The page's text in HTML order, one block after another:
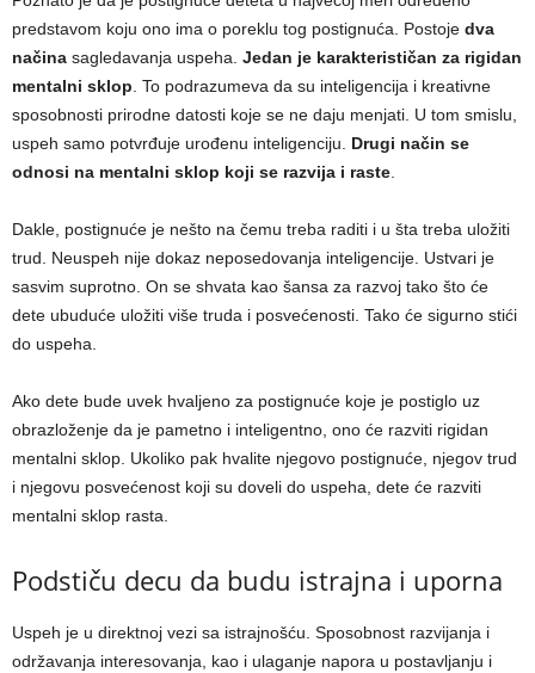
predstavom koju ono ima o poreklu tog postignuća. Postoje dva
načina sagledavanja uspeha. Jedan je karakterističan za rigidan
mentalni sklop . To podrazumeva da su inteligencija i kreativne
sposobnosti prirodne datosti koje se ne daju menjati. U tom smislu,
uspeh samo potvrđuje urođenu inteligenciju. Drugi način se
odnosi na mentalni sklop koji se razvija i raste
Dakle, postignuće je nešto na čemu treba raditi i u šta treba uložiti
trud. Neuspeh nije dokaz neposedovanja inteligencije. Ustvari je
sasvim suprotno. On se shvata kao šansa za razvoj tako što će
dete ubuduće uložiti više truda i posvećenosti. Tako će sigurno stići
do uspeha.
Ako dete bude uvek hvaljeno za postignuće koje je postiglo uz
obrazloženje da je pametno i inteligentno, ono će razviti rigidan
mentalni sklop. Ukoliko pak hvalite njegovo postignuće, njegov trud
i njegovu posvećenost koji su doveli do uspeha, dete će razviti
mentalni sklop rasta.
Podstiču decu da budu istrajna i uporna
Uspeh je u direktnoj vezi sa istrajnošću. Sposobnost razvijanja i
održavanja interesovanja, kao i ulaganje napora u postavljanju i